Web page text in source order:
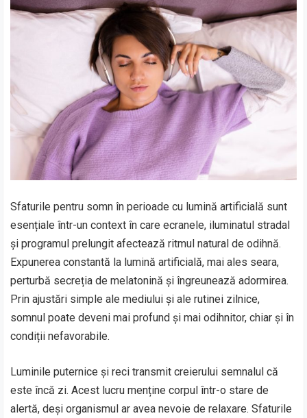
Sfaturile pentru somn în perioade cu lumină artificială sunt
esențiale într-un context în care ecranele, iluminatul stradal
și programul prelungit afectează ritmul natural de odihnă.
Expunerea constantă la lumină artificială, mai ales seara,
perturbă secreția de melatonină și îngreunează adormirea.
Prin ajustări simple ale mediului și ale rutinei zilnice,
somnul poate deveni mai profund și mai odihnitor, chiar și în
condiții nefavorabile.
Luminile puternice și reci transmit creierului semnalul că
este încă zi. Acest lucru menține corpul într-o stare de
alertă, deși organismul ar avea nevoie de relaxare. Sfaturile